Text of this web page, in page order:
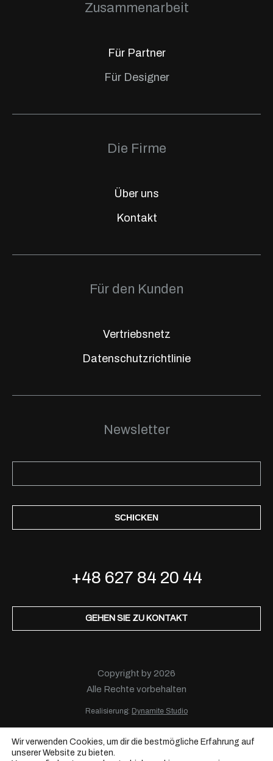
Zusammenarbeit
Für Partner
Für Designer
Die Firme
Über uns
Kontakt
Für den Kunden
Vertriebsnetz
Datenschutzrichtlinie
Newsletter
SCHICKEN
+48 627 84 20 44
GEHEN SIE ZU KONTAKT
Copyright by 2026
Alle Rechte vorbehalten
Realisierung: Dynamite Studio
Wir verwenden Cookies, um dir die bestmögliche Erfahrung auf
unserer Website zu bieten.